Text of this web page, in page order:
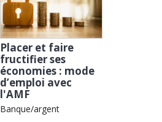
Placer et faire
fructifier ses
économies : mode
d’emploi avec
l'AMF
Banque/argent